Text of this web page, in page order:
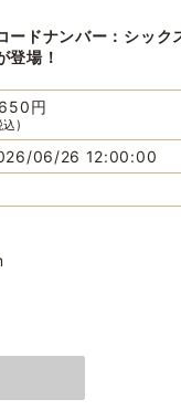
ードナンバー：シック
登場！
円
込)
06/26 12:00:00